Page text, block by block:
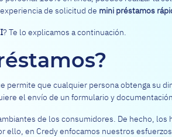
de solicitud de mini préstamos
? Te lo explicamos a continuación.
permite que cualquier persona obtenga su
el envío de un formulario y
de los consumidores. De hecho,
ello, en Credy enfocamos nuestros